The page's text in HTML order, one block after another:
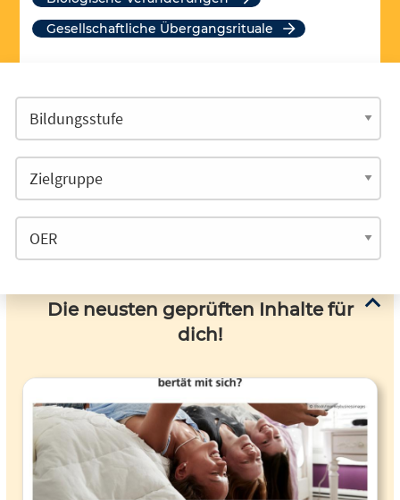
gesellschaftliche Übergangsrituale
Die neusten geprüften Inhalte für
dich!